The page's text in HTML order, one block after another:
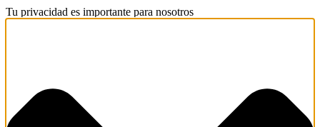
Tu privacidad es importante para nosotros